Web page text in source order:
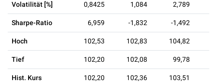
Volatilität [%] 0,8425 1,084 2,789
Sharpe-Ratio 6,959 -1,832 -1,492
Hoch 102,53 102,83 104,82
Tief 102,20 102,08 99,78
Hist. Kurs 102,20 102,36 103,51